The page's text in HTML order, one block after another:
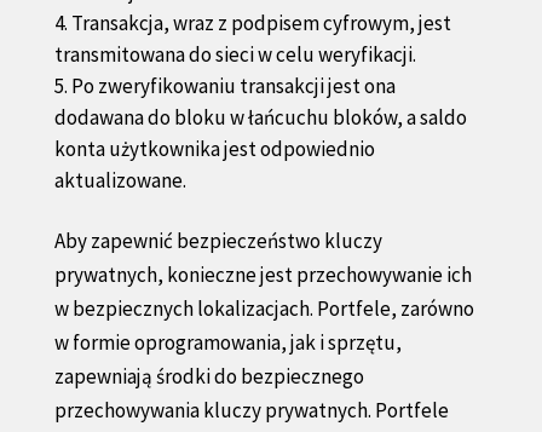
Transakcja, wraz z podpisem cyfrowym, jest
transmitowana do sieci w celu weryfikacji.
Po zweryfikowaniu transakcji jest ona
dodawana do bloku w łańcuchu bloków, a saldo
konta użytkownika jest odpowiednio
aktualizowane.
Aby zapewnić bezpieczeństwo kluczy
prywatnych, konieczne jest przechowywanie ich
w bezpiecznych lokalizacjach. Portfele, zarówno
w formie oprogramowania, jak i sprzętu,
zapewniają środki do bezpiecznego
przechowywania kluczy prywatnych. Portfele